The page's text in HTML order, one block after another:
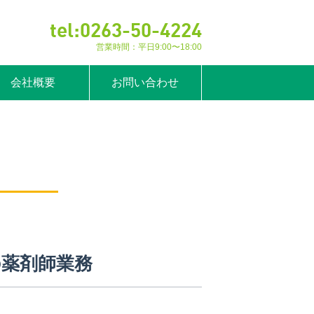
tel:0263-50-4224
営業時間：平日9:00〜18:00
会社概要 お問い合わせ
剤師業務